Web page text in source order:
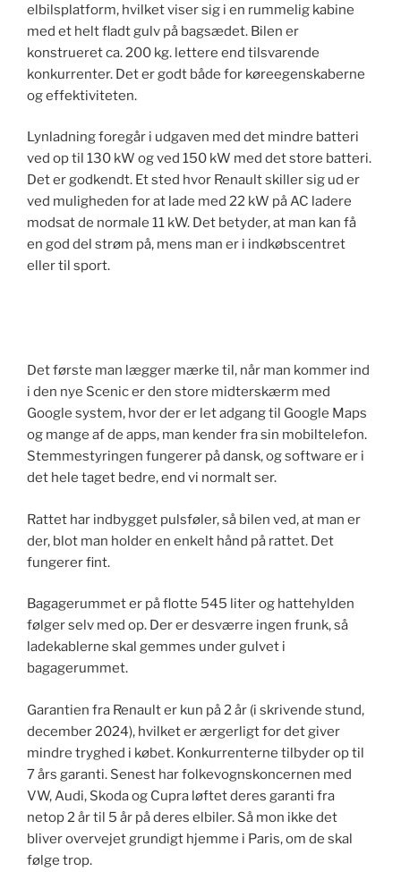
elbilsplatform, hvilket viser sig i en rummelig kabine
med et helt fladt gulv på bagsædet. Bilen er
konstrueret ca. 200 kg. lettere end tilsvarende
konkurrenter. Det er godt både for køreegenskaberne
og effektiviteten.
Lynladning foregår i udgaven med det mindre batteri
ved op til 130 kW og ved 150 kW med det store batteri.
Det er godkendt. Et sted hvor Renault skiller sig ud er
ved muligheden for at lade med 22 kW på AC ladere
modsat de normale 11 kW. Det betyder, at man kan få
en god del strøm på, mens man er i indkøbscentret
eller til sport.
Det første man lægger mærke til, når man kommer ind
i den nye Scenic er den store midterskærm med
Google system, hvor der er let adgang til Google Maps
og mange af de apps, man kender fra sin mobiltelefon.
Stemmestyringen fungerer på dansk, og software er i
det hele taget bedre, end vi normalt ser.
Rattet har indbygget pulsføler, så bilen ved, at man er
der, blot man holder en enkelt hånd på rattet. Det
fungerer fint.
Bagagerummet er på flotte 545 liter og hattehylden
følger selv med op. Der er desværre ingen frunk, så
ladekablerne skal gemmes under gulvet i
bagagerummet.
Garantien fra Renault er kun på 2 år (i skrivende stund,
december 2024), hvilket er ærgerligt for det giver
mindre tryghed i købet. ​Konkurrenterne tilbyder op til
7 års garanti. Senest har folkevognskoncernen med
VW, Audi, Skoda og Cupra løftet deres garanti fra
netop 2 år til 5 år på deres elbiler. Så mon ikke det
bliver overvejet grundigt hjemme i Paris, om de skal
følge trop.